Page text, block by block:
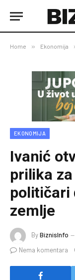
Home » Ekonomija
EKONOMIJA
Ivanić
prilika
političari
zemlje
ByBiznisInfo
Nema komentara